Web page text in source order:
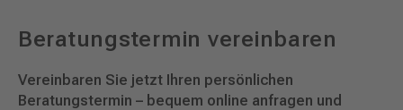
Beratungstermin vereinbaren
Vereinbaren Sie jetzt Ihren persönlichen
Beratungstermin – bequem online anfragen und